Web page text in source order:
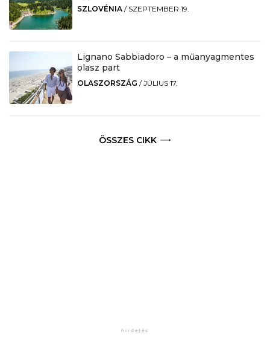
SZLOVÉNIA / SZEPTEMBER 19.
Lignano Sabbiadoro – a műanyagmentes
olasz part
OLASZORSZÁG /JÚLIUS 17.
ÖSSZES CIKK